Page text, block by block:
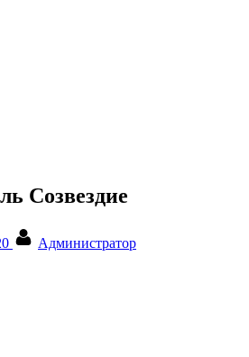
Созвездие
Администратор